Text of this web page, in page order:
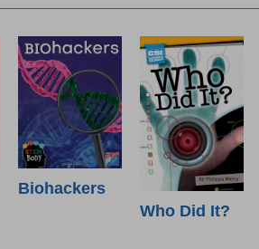
Biohackers
Who Did It?